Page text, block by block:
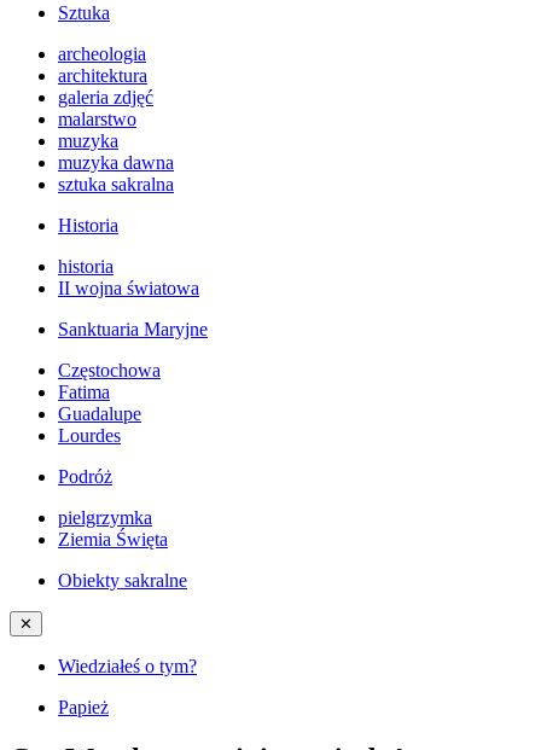
Sztuka
archeologia
architektura
galeria zdjęć
malarstwo
muzyka
muzyka dawna
sztuka sakralna
Historia
historia
II wojna światowa
Sanktuaria Maryjne
Częstochowa
Fatima
Guadalupe
Lourdes
Podróż
pielgrzymka
Ziemia Święta
Obiekty sakralne
✕
Wiedziałeś o tym?
Papież